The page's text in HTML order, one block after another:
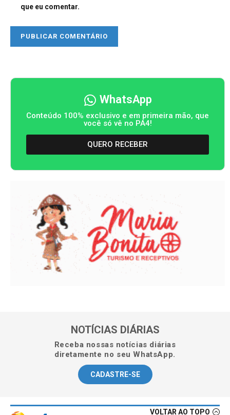
que eu comentar.
WhatsApp
Conteúdo 100% exclusivo e em primeira mão, que
você só vê no PA4!
QUERO RECEBER
NOTÍCIAS DIÁRIAS
Receba nossas notícias diárias
diretamente no seu WhatsApp.
CADASTRE-SE
VOLTAR AO TOPO